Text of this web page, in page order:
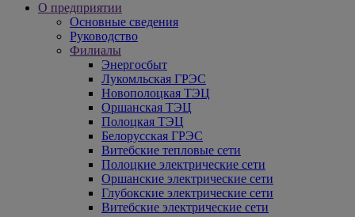
О предприятии
Основные сведения
Руководство
Филиалы
Энергосбыт
Лукомльская ГРЭС
Новополоцкая ТЭЦ
Оршанская ТЭЦ
Полоцкая ТЭЦ
Белорусская ГРЭС
Витебские тепловые сети
Полоцкие электрические сети
Оршанские электрические сети
Глубокские электрические сети
Витебские электрические сети